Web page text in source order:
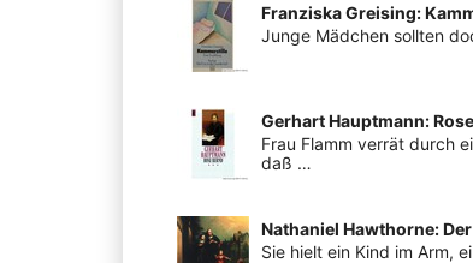
Franziska Greising:
Junge Mädchen sollten
Gerhart Hauptmann:
Frau Flamm verrät durch
daß …
Nathaniel Hawthorne:
Sie hielt ein Kind im Arm,